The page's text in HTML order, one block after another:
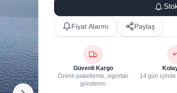
Fiyat Alarmı Paylaş
Güvenli Kargo
Özenli paketleme, sigortalı
gönderim
14 gün